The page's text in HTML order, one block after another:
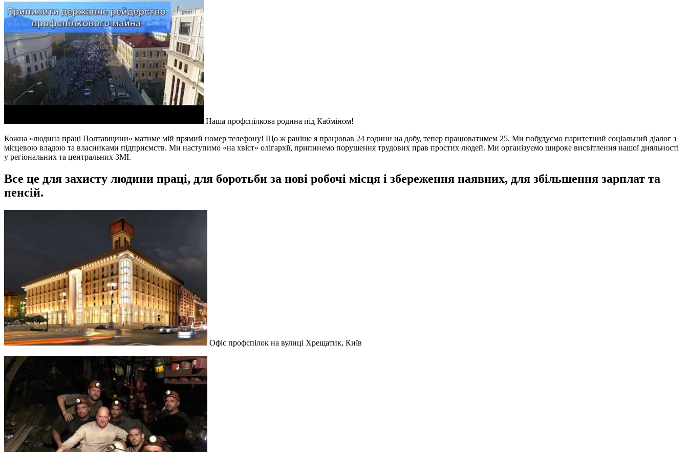
Наша профспілкова родина під Кабміном!
Кожна «людина праці Полтавщини» матиме мій прямий номер телефону! Що ж раніше я працював 24 години на добу, тепер працюватимем 25. Ми побудуємо паритетний соціальний діалог з
місцевою владою та власниками підприємств. Ми наступимо «на хвіст» олігархії, припинемо порушення трудових прав простих людей. Ми організуємо широке висвітлення нашої дияльності
у регіональних та центральних ЗМІ.
Все це для захисту людини праці, для боротьби за нові робочі місця і збереження наявних, для збільшення зарплат та
пенсій.
Офіс профспілок на вулиці Хрещатик, Київ